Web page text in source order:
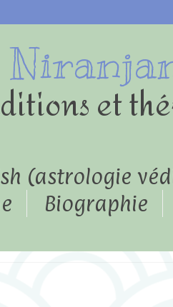
et
(astrologie
Biographie